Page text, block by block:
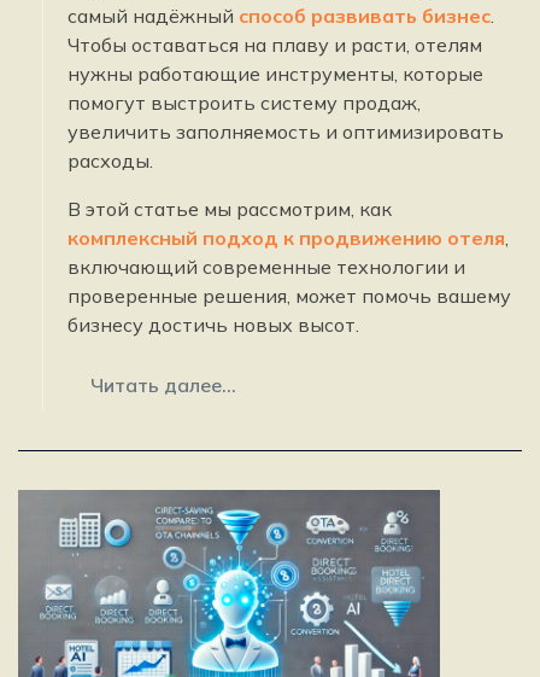
самый надёжный способ развивать бизнес
Чтобы оставаться на плаву и расти, отелям
нужны работающие инструменты, которые
помогут выстроить систему продаж,
увеличить заполняемость и оптимизировать
расходы.
В этой статье мы рассмотрим, как
комплексный подход к продвижению отеля
включающий современные технологии и
проверенные решения, может помочь вашему
бизнесу достичь новых высот.
Читать далее...